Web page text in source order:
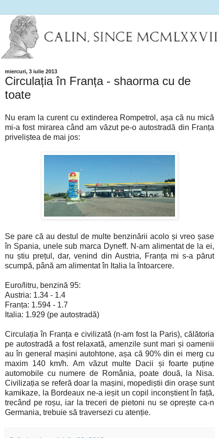
miercuri, 3 iulie 2013
Circulația în Franța - shaorma cu de
toate
Nu eram la curent cu extinderea Rompetrol, așa că nu mică
mi-a fost mirarea când am văzut pe-o autostradă din Franța
priveliștea de mai jos:
Se pare că au destul de multe benzinării acolo și vreo șase
în Spania, unele sub marca Dyneff. N-am alimentat de la ei,
nu știu prețul, dar, venind din Austria, Franța mi s-a părut
scumpă, până am alimentat în Italia la întoarcere.
Euro/litru, benzină 95:
Austria: 1.34 - 1.4
Franța: 1.594 - 1.7
Italia: 1.929 (pe autostradă)
Circulația în Franța e civilizată (n-am fost la Paris), călătoria
pe autostradă a fost relaxată, amenzile sunt mari și oamenii
au în general mașini autohtone, așa că 90% din ei merg cu
maxim 140 km/h. Am văzut multe Dacii și foarte puține
automobile cu numere de România, poate două, la Nisa.
Civilizația se referă doar la mașini, mopediștii din orașe sunt
kamikaze, la Bordeaux ne-a ieșit un copil inconștient în față,
trecând pe roșu, iar la treceri de pietoni nu se oprește ca-n
Germania, trebuie să traversezi cu atenție.